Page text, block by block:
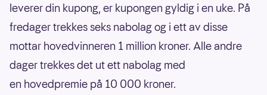
leverer din kupong, er kupongen gyldig i en uke. På
fredager trekkes seks nabolag og i ett av disse
mottar hovedvinneren 1 million kroner. Alle andre
dager trekkes det ut ett nabolag med
en hovedpremie på 10 000 kroner.